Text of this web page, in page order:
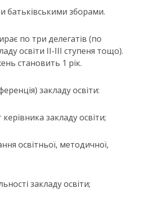
батьківськими зборами.
по три делегатів (по
освіти ІІ-ІІІ ступеня тощо).
становить 1 рік.
закладу освіти:
закладу освіти;
освітньої, методичної,
закладу освіти;